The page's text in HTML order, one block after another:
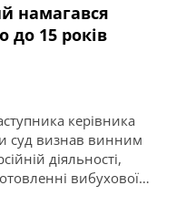
намагався
до 15 років
керівника
суд визнав винним
діяльності,
вибухової